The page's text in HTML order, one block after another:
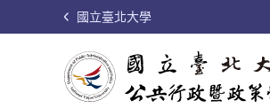
國立臺北大學